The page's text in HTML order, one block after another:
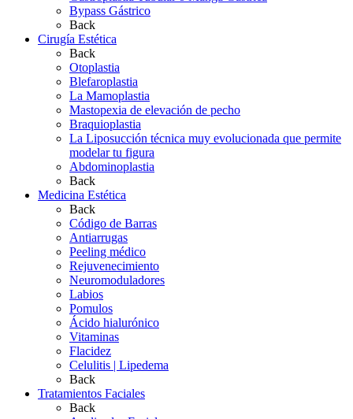
Bypass Gástrico
Back
Cirugía Estética
Back
Otoplastia
Blefaroplastia
La Mamoplastia
Mastopexia de elevación de pecho
Braquioplastia
La Liposucción técnica muy evolucionada que permite
modelar tu figura
Abdominoplastia
Back
Medicina Estética
Back
Código de Barras
Antiarrugas
Peeling médico
Rejuvenecimiento
Neuromoduladores
Labios
Pomulos
Ácido hialurónico
Vitaminas
Flacidez
Celulitis | Lipedema
Back
Tratamientos Faciales
Back